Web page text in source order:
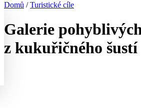
Domů /Turistické cíle
Galerie
z kukuřičného šustí